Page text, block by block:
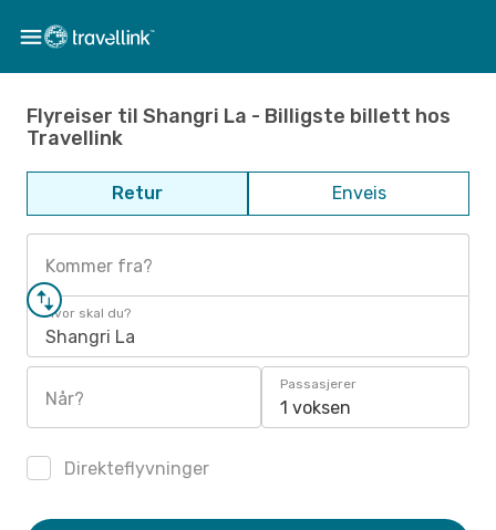
Flyreiser til Shangri La - Billigste billett hos
Travellink
Retur Enveis
Kommer fra?
Hvor skal du?
Shangri La
Når?
Passasjerer
1 voksen
Direkteflyvninger